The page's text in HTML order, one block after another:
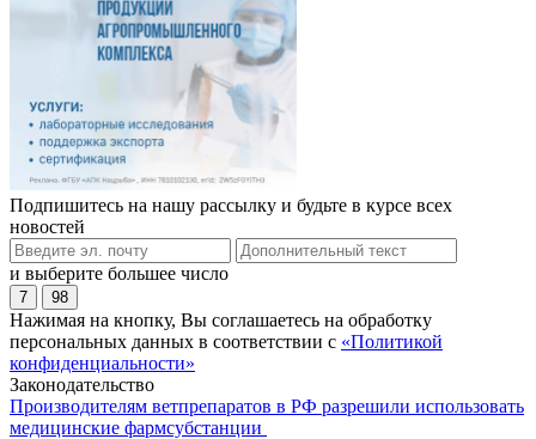
Подпишитесь на нашу рассылку и будьте в курсе всех
новостей
и выберите большее число
7 98
Нажимая на кнопку, Вы соглашаетесь на обработку
персональных данных в соответствии с «Политикой
конфиденциальности»
Законодательство
Производителям ветпрепаратов в РФ разрешили использовать
медицинские фармсубстанции